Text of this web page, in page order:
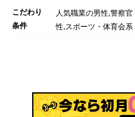
こだわり
条件
人気職業の男性,警察
性,スポーツ・体育会系